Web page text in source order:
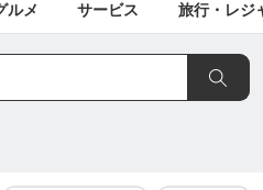
ルメ サービス 旅行・レジ